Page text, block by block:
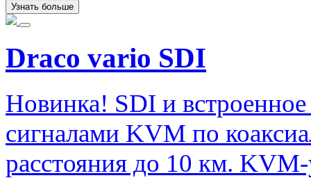
Узнать больше
Draco vario SDI
Новинка! SDI и встроенное
сигналами KVM по
расстояния до 10 км. KVM-